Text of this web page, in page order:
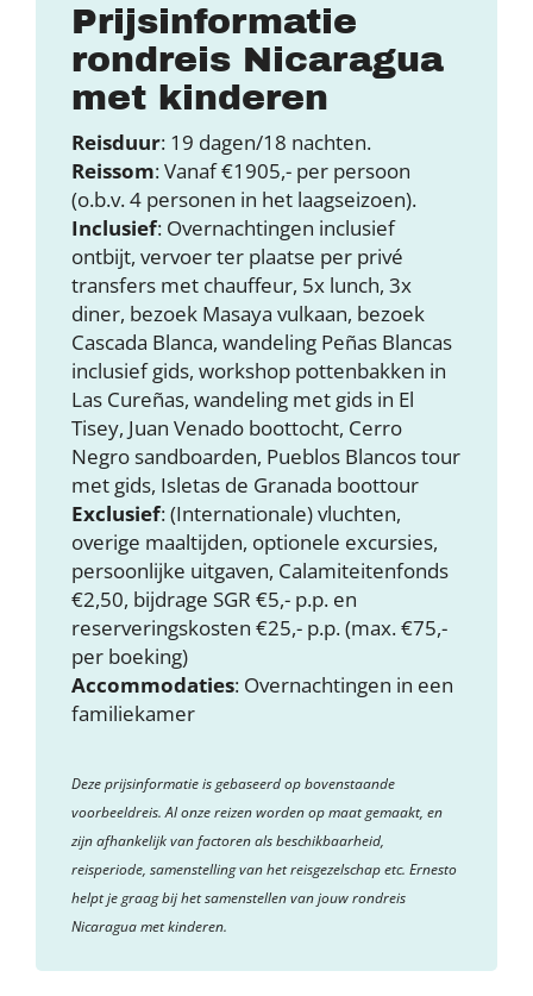
Prijsinformatie
rondreis Nicaragua
met kinderen
Reisduur: 19 dagen/18 nachten.
Reissom: Vanaf €1905,- per persoon
(o.b.v. 4 personen in het laagseizoen).
Inclusief: Overnachtingen inclusief
ontbijt, vervoer ter plaatse per privé
transfers met chauffeur, 5x lunch, 3x
diner, bezoek Masaya vulkaan, bezoek
Cascada Blanca, wandeling Peñas Blancas
inclusief gids, workshop pottenbakken in
Las Cureñas, wandeling met gids in El
Tisey, Juan Venado boottocht, Cerro
Negro sandboarden, Pueblos Blancos tour
met gids, Isletas de Granada boottour
Exclusief: (Internationale) vluchten,
overige maaltijden, optionele excursies,
persoonlijke uitgaven, Calamiteitenfonds
€2,50, bijdrage SGR €5,- p.p. en
reserveringskosten €25,- p.p. (max. €75,-
per boeking)
Accommodaties: Overnachtingen in een
familiekamer
Deze prijsinformatie is gebaseerd op bovenstaande
voorbeeldreis. Al onze reizen worden op maat gemaakt, en
zijn afhankelijk van factoren als beschikbaarheid,
reisperiode, samenstelling van het reisgezelschap etc. Ernesto
helpt je graag bij het samenstellen van jouw rondreis
Nicaragua met kinderen.